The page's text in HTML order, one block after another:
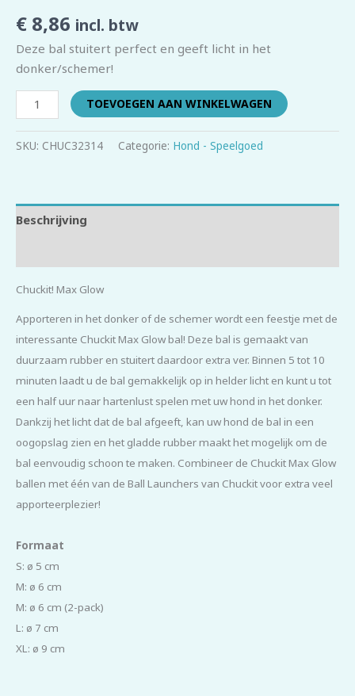
€ 8,86 incl. btw
Deze bal stuitert perfect en geeft licht in het
donker/schemer!
TOEVOEGEN AAN WINKELWAGEN
SKU: CHUC32314 Categorie: Hond - Speelgoed
Beschrijving
Chuckit! Max Glow
Apporteren in het donker of de schemer wordt een feestje met de
interessante Chuckit Max Glow bal! Deze bal is gemaakt van
duurzaam rubber en stuitert daardoor extra ver. Binnen 5 tot 10
minuten laadt u de bal gemakkelijk op in helder licht en kunt u tot
een half uur naar hartenlust spelen met uw hond in het donker.
Dankzij het licht dat de bal afgeeft, kan uw hond de bal in een
oogopslag zien en het gladde rubber maakt het mogelijk om de
bal eenvoudig schoon te maken. Combineer de Chuckit Max Glow
ballen met één van de Ball Launchers van Chuckit voor extra veel
apporteerplezier!
Formaat
S: ø 5 cm
M: ø 6 cm
M: ø 6 cm (2-pack)
L: ø 7 cm
XL: ø 9 cm